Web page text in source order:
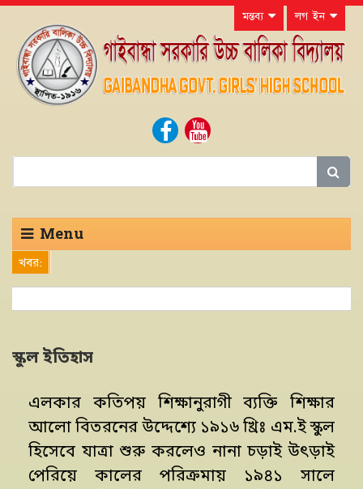
মন্তব্য লগ ইন
Menu
খবর:
স্কুল ইতিহাস
এলকার কতিপয় শিক্ষানুরাগী ব্যক্তি শিক্ষার
আলো বিতরনের উদ্দেশ্যে ১৯১৬ খ্রিঃ এম.ই স্কুল
হিসেবে যাত্রা শুরু করলেও নানা চড়াই উৎড়াই
পেরিয়ে কালের পরিক্রমায় ১৯৪১ সালে